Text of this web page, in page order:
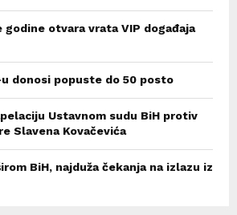
godine otvara vrata VIP događaja
donosi popuste do 50 posto
Ustavnom sudu BiH protiv
Slavena Kovačevića
BiH, najduža čekanja na izlazu iz